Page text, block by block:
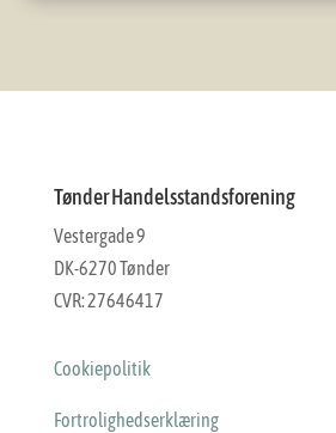
Tønder Handelsstandsforening
Vestergade 9
DK-6270 Tønder
CVR: 27646417
Cookiepolitik
Fortrolighedserklæring